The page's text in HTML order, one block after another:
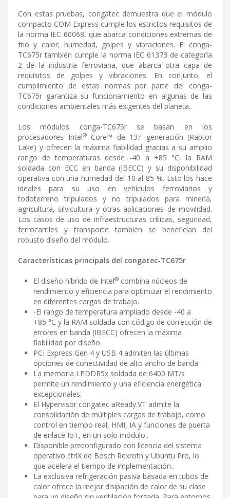
Con estas pruebas, congatec demuestra que el módulo
compacto COM Express cumple los estrictos requisitos de
la norma IEC 60068, que abarca condiciones extremas de
frío y calor, humedad, golpes y vibraciones. El conga-
TC675r también cumple la norma IEC 61373 de categoría
2 de la industria ferroviaria, que abarca otra capa de
requisitos de golpes y vibraciones. En conjunto, el
cumplimiento de estas normas por parte del conga-
TC675r garantiza su funcionamiento en algunas de las
condiciones ambientales más exigentes del planeta.
Los módulos conga-TC675r se basan en los
procesadores Intel®Core™ de 13.ª generación (Raptor
Lake) y ofrecen la máxima fiabilidad gracias a su amplio
rango de temperaturas desde -40 a +85 °C, la RAM
soldada con ECC en banda (IBECC) y su disponibilidad
operativa con una humedad del 10 al 85 %. Esto los hace
ideales para su uso en vehículos ferroviarios y
todoterreno tripulados y no tripulados para minería,
agricultura, silvicultura y otras aplicaciones de movilidad.
Los casos de uso de infraestructuras críticas, seguridad,
ferrocarriles y transporte también se benefician del
robusto diseño del módulo.
Características principals del congatec-TC675r
El diseño híbrido de Intel® combina núcleos de
rendimiento y eficiencia para optimizar el rendimiento
en diferentes cargas de trabajo.
-El rango de temperatura ampliado desde -40 a
+85 °C y la RAM soldada con código de corrección de
errores en banda (IBECC) ofrecen la máxima
fiabilidad por diseño.
PCI Express Gen 4 y USB 4 admiten las últimas
opciones de conectividad de alto ancho de banda
La memoria LPDDR5x soldada de 6400 MT/s
permite un rendimiento y una eficiencia energética
excepcionales.
El Hypervisor congatec aReady.VT admite la
consolidación de múltiples cargas de trabajo, como
control en tiempo real, HMI, IA y funciones de puerta
de enlace IoT, en un solo módulo..
Disponible preconfigurado con licencia del sistema
operativo ctrlX de Bosch Rexroth y Ubuntu Pro, lo
que acelera el tiempo de implementación..
La exclusiva refrigeración pasiva basada en tubos de
calor ofrece la mejor disipación de calor de su clase